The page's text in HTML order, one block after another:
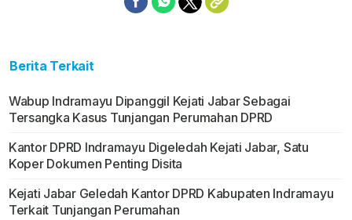
Berita Terkait
Wabup Indramayu Dipanggil Kejati Jabar Sebagai
Tersangka Kasus Tunjangan Perumahan DPRD
Kantor DPRD Indramayu Digeledah Kejati Jabar, Satu
Koper Dokumen Penting Disita
Kejati Jabar Geledah Kantor DPRD Kabupaten Indramayu
Terkait Tunjangan Perumahan